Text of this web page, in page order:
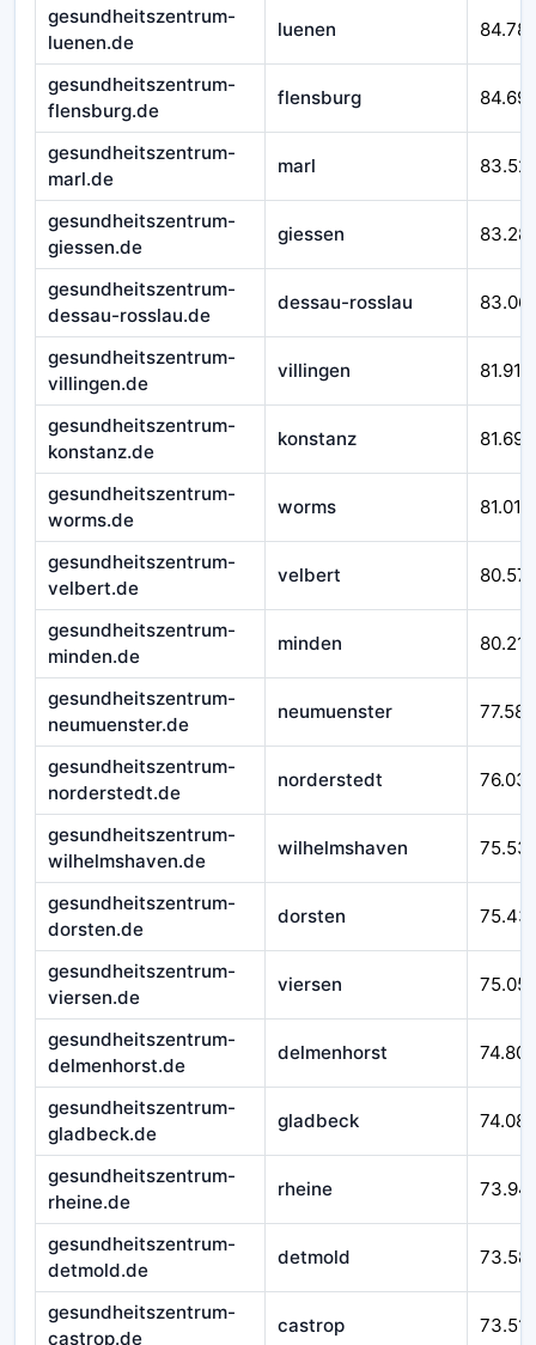
gesundheitszentrum-
luenen.de
luenen
gesundheitszentrum-
flensburg.de
flensburg
gesundheitszentrum-
marl.de
marl
gesundheitszentrum-
giessen.de
giessen
gesundheitszentrum-
dessau-rosslau.de
dessau-rosslau 83.061
gesundheitszentrum-
villingen.de
villingen 81.916
gesundheitszentrum-
konstanz.de
konstanz 81.692
gesundheitszentrum-
worms.de
worms 81.010
gesundheitszentrum-
velbert.de
velbert
gesundheitszentrum-
minden.de
minden 80.212
gesundheitszentrum-
neumuenster.de
neumuenster 77.588
gesundheitszentrum-
norderstedt.de
norderstedt
gesundheitszentrum-
wilhelmshaven.de
wilhelmshaven
gesundheitszentrum-
dorsten.de
dorsten
gesundheitszentrum-
viersen.de
viersen
gesundheitszentrum-
delmenhorst.de
delmenhorst
gesundheitszentrum-
gladbeck.de
gladbeck 74.086
gesundheitszentrum-
rheine.de
rheine
gesundheitszentrum-
detmold.de
detmold
gesundheitszentrum-
castrop.de
castrop 73.518